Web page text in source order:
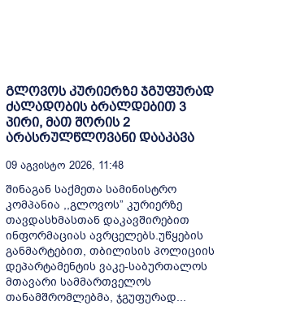
გლოვოს კურიერზე ჯგუფურად
ძალადობის ბრალდებით 3
პირი, მათ შორის 2
არასრულწლოვანი დააკავა
09 Აგვისტო 2026, 11:48
შინაგან საქმეთა სამინისტრო
კომპანია ,,გლოვოს” კურიერზე
თავდასხმასთან დაკავშირებით
ინფორმაციას ავრცელებს.უწყების
განმარტებით, თბილისის პოლიციის
დეპარტამენტის ვაკე-საბურთალოს
მთავარი სამმართველოს
თანამშრომლებმა, ჯგუფურად...